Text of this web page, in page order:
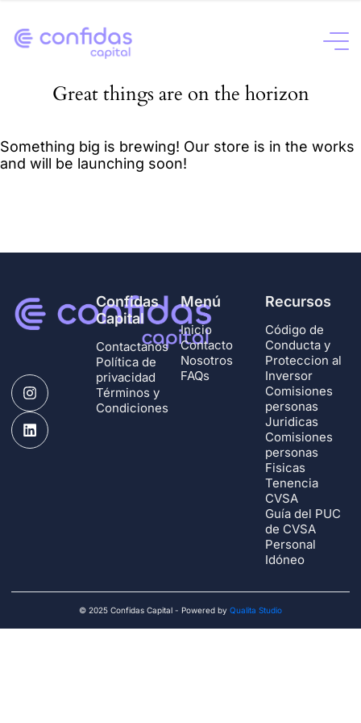
Great things are on the horizon
Something big is brewing! Our store is in the works
and will be launching soon!
Confidas
Capital
Contactanos
Política de
privacidad
Términos y
Condiciones
Menú
Inicio
Contacto
Nosotros
FAQs
Recursos
Código de
Conducta y
Proteccion al
Inversor
Comisiones
personas
Juridicas
Comisiones
personas
Fisicas
Tenencia
CVSA
Guía del PUC
de CVSA
Personal
Idóneo
© 2025 Confidas Capital - Powered by Qualita Studio